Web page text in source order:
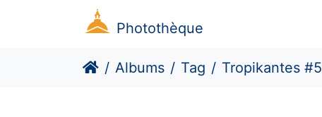
Photothèque
Albums Tag Tropikantes #5